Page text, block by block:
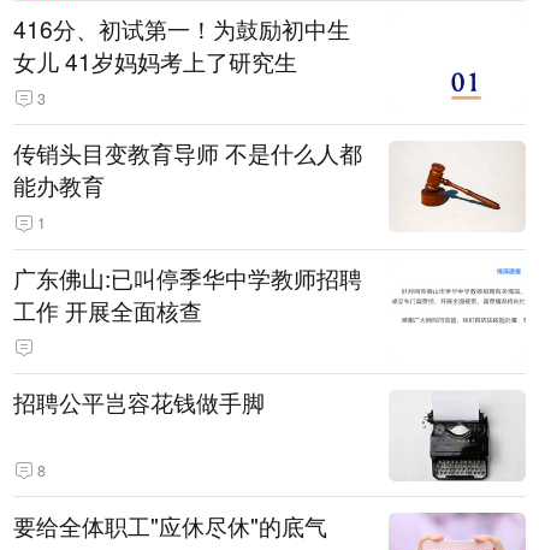
416分、初试第一！为鼓励初中生
女儿 41岁妈妈考上了研究生
3
传销头目变教育导师 不是什么人都
能办教育
1
广东佛山:已叫停季华中学教师招聘
工作 开展全面核查
招聘公平岂容花钱做手脚
8
要给全体职工"应休尽休"的底气